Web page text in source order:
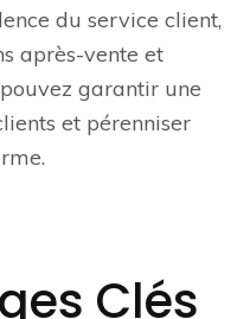
du service client,
après-vente et
garantir une
et pérenniser
Clés